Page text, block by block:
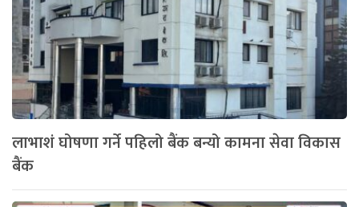
लाभाशं घोषणा गर्ने पहिलो बैंक बन्यो कामना सेवा विकास
बैंक